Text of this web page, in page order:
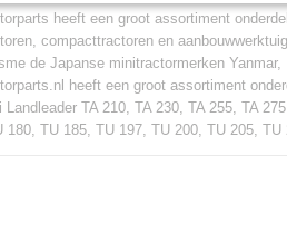
heeft een groot assortiment
compacttractoren en
de Japanse minitractormerken
heeft een groot assortiment
Landleader TA 210, TA 230, TA 255, TA
180, TU 185, TU 197, TU 200, TU 205,